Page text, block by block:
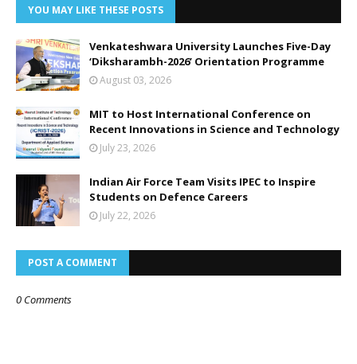
YOU MAY LIKE THESE POSTS
Venkateshwara University Launches Five-Day
‘Diksharambh-2026’ Orientation Programme
August 03, 2026
MIT to Host International Conference on
Recent Innovations in Science and Technology
July 23, 2026
Indian Air Force Team Visits IPEC to Inspire
Students on Defence Careers
July 22, 2026
POST A COMMENT
0 Comments